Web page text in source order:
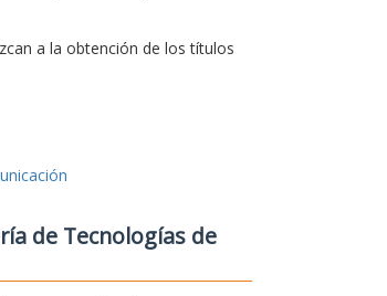
a la obtención de los títulos
de Tecnologías de